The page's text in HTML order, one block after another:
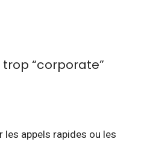
“corporate”
appels rapides ou les